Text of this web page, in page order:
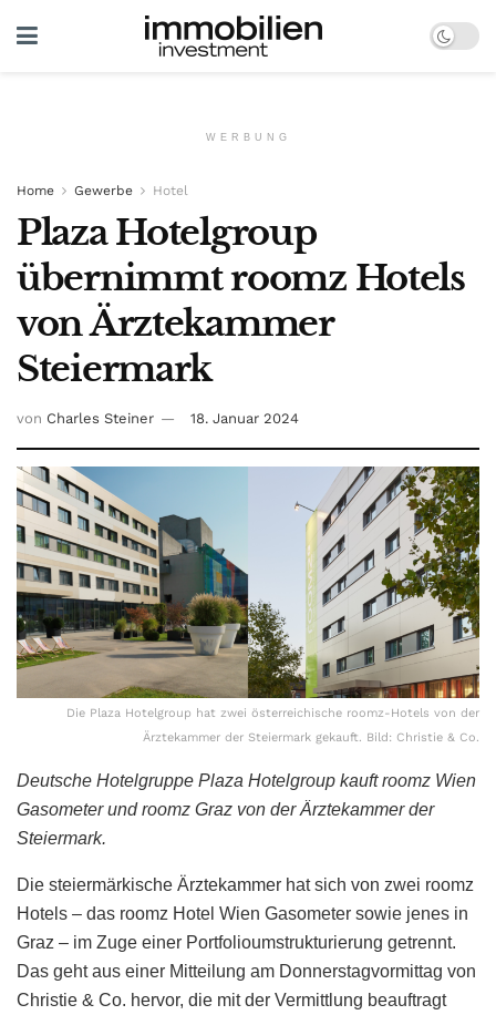
WERBUNG
Home Gewerbe Hotel
Plaza Hotelgroup
übernimmt roomz Hotels
von Ärztekammer
Steiermark
von Charles Steiner 18. Januar 2024
Die Plaza Hotelgroup hat zwei österreichische roomz-Hotels von der
Ärztekammer der Steiermark gekauft. Bild: Christie & Co.
Deutsche Hotelgruppe Plaza Hotelgroup kauft roomz Wien
Gasometer und roomz Graz von der Ärztekammer der
Steiermark.
Die steiermärkische Ärztekammer hat sich von zwei roomz
Hotels – das roomz Hotel Wien Gasometer sowie jenes in
Graz – im Zuge einer Portfolioumstrukturierung getrennt.
Das geht aus einer Mitteilung am Donnerstagvormittag von
Christie & Co. hervor, die mit der Vermittlung beauftragt